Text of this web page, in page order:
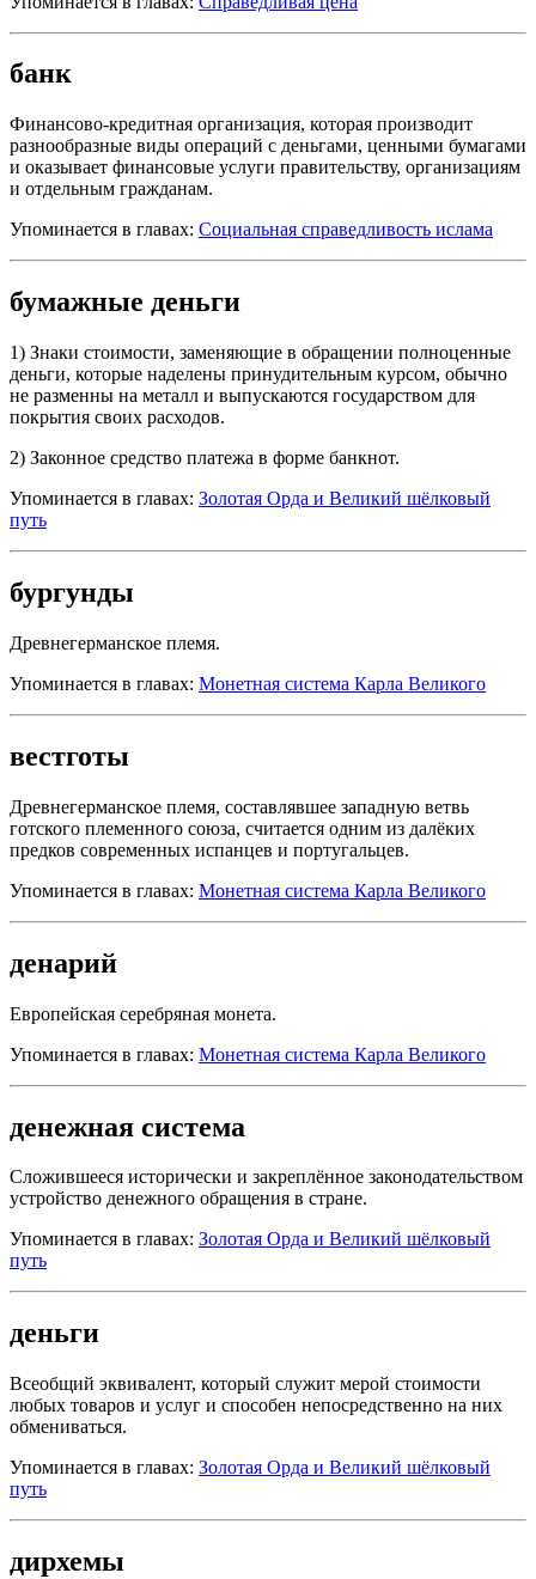
банк
Финансово-кредитная организация, которая производит
разнообразные виды операций с деньгами, ценными бумагами
и оказывает финансовые услуги правительству, организациям
и отдельным гражданам.
Упоминается в главах: Социальная справедливость ислама
бумажные деньги
1) Знаки стоимости, заменяющие в обращении полноценные
деньги, которые наделены принудительным курсом, обычно
не разменны на металл и выпускаются государством для
покрытия своих расходов.
2) Законное средство платежа в форме банкнот.
Упоминается в главах: Золотая Орда и Великий шёлковый
путь
бургунды
Древнегерманское племя.
Упоминается в главах: Монетная система Карла Великого
вестготы
Древнегерманское племя, составлявшее западную ветвь
готского племенного союза, считается одним из далёких
предков современных испанцев и португальцев.
Упоминается в главах: Монетная система Карла Великого
денарий
Европейская серебряная монета.
Упоминается в главах: Монетная система Карла Великого
денежная система
Сложившееся исторически и закреплённое законодательством
устройство денежного обращения в стране.
Упоминается в главах: Золотая Орда и Великий шёлковый
путь
деньги
Всеобщий эквивалент, который служит мерой стоимости
любых товаров и услуг и способен непосредственно на них
обмениваться.
Упоминается в главах: Золотая Орда и Великий шёлковый
путь
дирхемы